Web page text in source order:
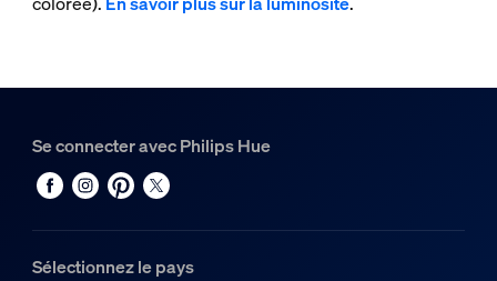
Se connecter avec Philips Hue
Sélectionnez le pays